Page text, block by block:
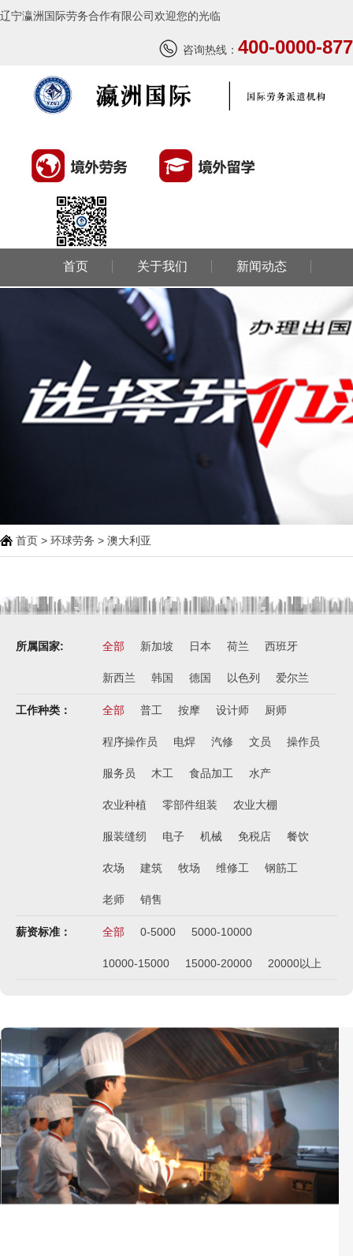
辽宁瀛洲国际劳务合作有限公司欢迎您的光临
咨询热线： 400-0000-877
首页 关于我们 新闻动态
环球留学
联系我们
首页 > 环球劳务 > 澳大利亚
所属国家: 全部 新加坡 日本 荷兰 西班牙
新西兰 韩国 德国 以色列 爱尔兰
工作种类： 全部 普工 按摩 设计师 厨师
程序操作员 电焊 汽修 文员 操作员
服务员 木工 食品加工 水产
农业种植 零部件组装 农业大棚
服装缝纫 电子 机械 免税店 餐饮
农场 建筑 牧场 维修工 钢筋工
老师 销售
薪资标准： 全部 0-5000 5000-10000
10000-15000 15000-20000 20000以上
西班牙肉食品加工厂
￥1800-2200欧元/月
荷兰-甜点厨师
￥月薪2100欧元
荷兰-铁板烧厨师
￥月薪2100欧元
￥200纽币/天+提成
￥税后月薪2100欧
￥260-350万韩币
￥3300-3666新（人民币1800-
韩国-免税店
￥时薪25纽币
俄罗斯-面点师
￥8000起-9000
俄罗斯-混凝土工
￥500元/天
俄罗斯-瓷砖工
￥500元/天
德国食品厂
￥税工后‬资是2500欧/月
西班牙剔骨工
￥1800-2200欧元/月
厨师、帮厨（夫妻工）
￥18000-20000RMB/月
新西兰-橱柜厂
￥25-27.76纽币/小时，2.6万RMB/月